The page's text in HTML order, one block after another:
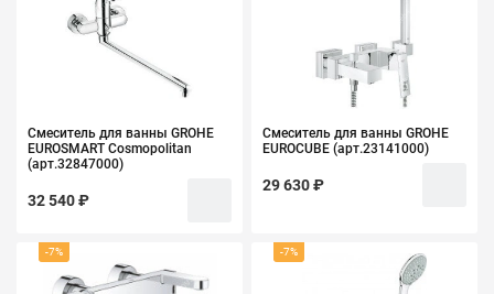
Смеситель для ванны GROHE
EUROSMART Cosmopolitan
(арт.32847000)
32 540 ₽
Смеситель для ванны GROHE
EUROCUBE (арт.23141000)
29 630 ₽
-7% -7%